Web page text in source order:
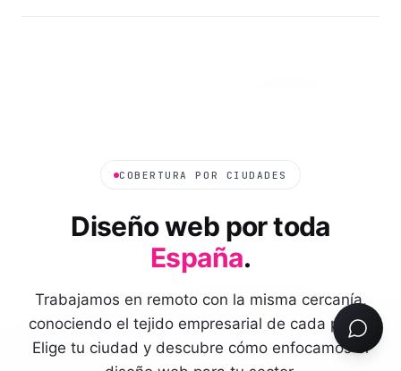
COBERTURA POR CIUDADES
Diseño web por toda
España.
Trabajamos en remoto con la misma cercanía,
conociendo el tejido empresarial de cada plaza.
Elige tu ciudad y descubre cómo enfocamos el